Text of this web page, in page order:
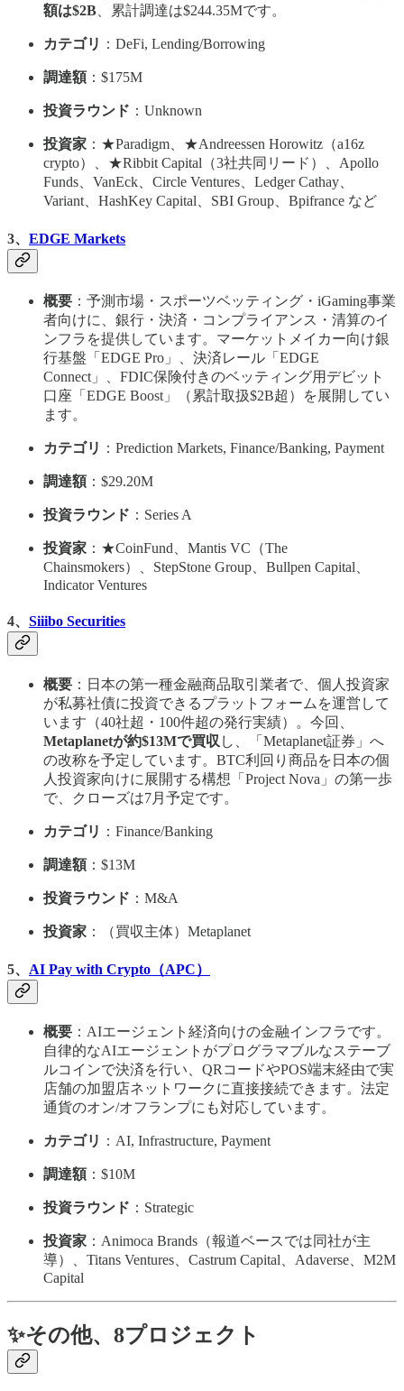
額は$2B 、累計調達は$244.35Mです。
カテゴリ ：DeFi, Lending/Borrowing
調達額：$175M
投資ラウンド ：Unknown
投資家 ：★Paradigm、★Andreessen Horowitz（a16z
crypto）、★Ribbit Capital（3社共同リード）、Apollo
Funds、VanEck、Circle Ventures、Ledger Cathay、
Variant、HashKey Capital、SBI Group、Bpifrance など
3、 EDGE Markets
概要 ：予測市場・スポーツベッティング・iGaming事業
者向けに、銀行・決済・コンプライアンス・清算のイ
ンフラを提供しています。マーケットメイカー向け銀
行基盤「EDGE Pro」、決済レール「EDGE
Connect」、FDIC保険付きのベッティング用デビット
口座「EDGE Boost」（累計取扱$2B超）を展開してい
ます。
カテゴリ ：Prediction Markets, Finance/Banking, Payment
調達額：$29.20M
投資ラウンド ：Series A
投資家 ：★CoinFund、Mantis VC（The
Chainsmokers）、StepStone Group、Bullpen Capital、
Indicator Ventures
4、 Siiibo Securities
概要 ：日本の第一種金融商品取引業者で、個人投資家
が私募社債に投資できるプラットフォームを運営して
います（40社超・100件超の発行実績）。今回、
Metaplanetが約$13Mで買収 し、「Metaplanet証券」へ
の改称を予定しています。BTC利回り商品を日本の個
人投資家向けに展開する構想「Project Nova」の第一歩
で、クローズは7月予定です。
カテゴリ ：Finance/Banking
調達額：$13M
投資ラウンド ：M&A
投資家 ：（買収主体）Metaplanet
5、 AI Pay with Crypto（APC）
概要 ：AIエージェント経済向けの金融インフラです。
自律的なAIエージェントがプログラマブルなステーブ
ルコインで決済を行い、QRコードやPOS端末経由で実
店舗の加盟店ネットワークに直接接続できます。法定
通貨のオン/オフランプにも対応しています。
カテゴリ ：AI, Infrastructure, Payment
調達額：$10M
投資ラウンド ：Strategic
投資家 ：Animoca Brands（報道ベースでは同社が主
導）、Titans Ventures、Castrum Capital、Adaverse、M2M
Capital
✨その他、8プロジェクト